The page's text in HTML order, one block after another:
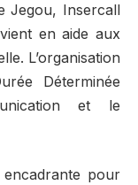
Jegou, Insercall
en aide aux
L’organisation
Déterminée
et le
pour